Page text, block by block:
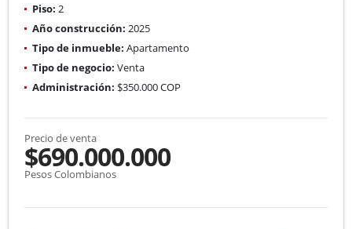
Piso: 2
Año construcción: 2025
Tipo de inmueble: Apartamento
Tipo de negocio: Venta
Administración: $350.000 COP
Precio de venta
$690.000.000
Pesos Colombianos